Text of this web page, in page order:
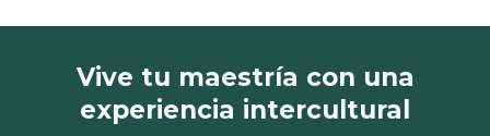
Vive tu maestría con una
experiencia intercultural